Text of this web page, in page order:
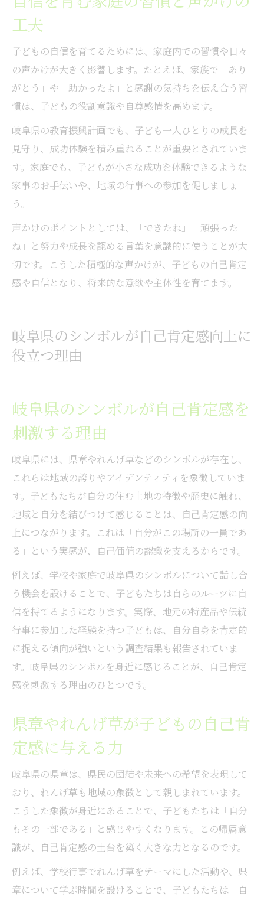
工夫
子どもの自信を育てるためには、家庭内での習慣や日々
の声かけが大きく影響します。たとえば、家族で「あり
がとう」や「助かったよ」と感謝の気持ちを伝え合う習
慣は、子どもの役割意識や自尊感情を高めます。
岐阜県の教育振興計画でも、子ども一人ひとりの成長を
見守り、成功体験を積み重ねることが重要とされていま
す。家庭でも、子どもが小さな成功を体験できるような
家事のお手伝いや、地域の行事への参加を促しましょ
う。
声かけのポイントとしては、「できたね」「頑張った
ね」と努力や成長を認める言葉を意識的に使うことが大
切です。こうした積極的な声かけが、子どもの自己肯定
感や自信となり、将来的な意欲や主体性を育てます。
岐阜県のシンボルが自己肯定感向上に
役立つ理由
岐阜県のシンボルが自己肯定感を
刺激する理由
岐阜県には、県章やれんげ草などのシンボルが存在し、
これらは地域の誇りやアイデンティティを象徴していま
す。子どもたちが自分の住む土地の特徴や歴史に触れ、
地域と自分を結びつけて感じることは、自己肯定感の向
上につながります。これは「自分がこの場所の一員であ
る」という実感が、自己価値の認識を支えるからです。
例えば、学校や家庭で岐阜県のシンボルについて話し合
う機会を設けることで、子どもたちは自らのルーツに自
信を持てるようになります。実際、地元の特産品や伝統
行事に参加した経験を持つ子どもは、自分自身を肯定的
に捉える傾向が強いという調査結果も報告されていま
す。岐阜県のシンボルを身近に感じることが、自己肯定
感を刺激する理由のひとつです。
県章やれんげ草が子どもの自己肯
定感に与える力
岐阜県の県章は、県民の団結や未来への希望を表現して
おり、れんげ草も地域の象徴として親しまれています。
こうした象徴が身近にあることで、子どもたちは「自分
もその一部である」と感じやすくなります。この帰属意
識が、自己肯定感の土台を築く大きな力となるのです。
例えば、学校行事でれんげ草をテーマにした活動や、県
章について学ぶ時間を設けることで、子どもたちは「自